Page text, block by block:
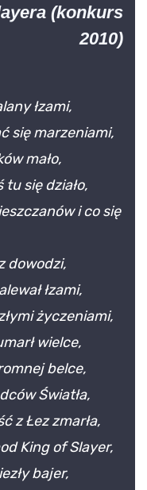
(konkurs
2010)
łzami,
się marzeniami,
mało,
tu się działo,
i co się
dowodzi,
łzami,
życzeniami,
wielce,
belce,
Światła,
z Łez zmarła,
King of Slayer,
bajer,